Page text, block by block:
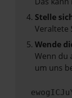
Stelle
Veraltete
Wende
Wenn du
um uns